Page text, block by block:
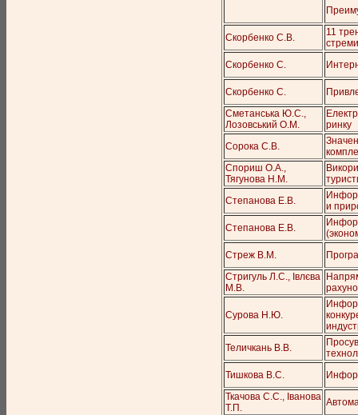
Скорбенко С.В.
11
Скорбенко С.
Скорбенко С.
Сметанська Ю.С.,
Лозовський О.М.
ринку
Сорока С.В.
Спориш О.А.,
Тягунова Н.М.
Степанова Е.В.
и
Степанова Е.В.
Стреж В.М.
Стригуль Л.С., Івлєва
М.В.
Сурова Н.Ю.
Теличкань В.В.
Тишкова В.С.
Ткачова С.С., Іванова
Т.П.